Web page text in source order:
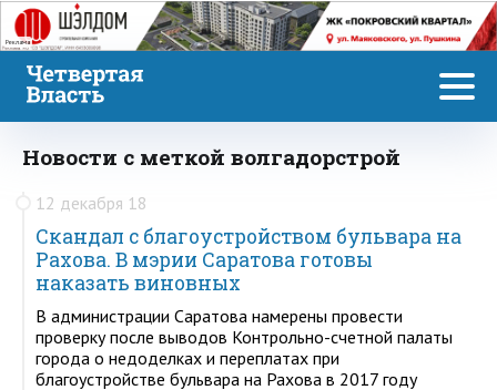
Реклама
Новости с меткой волгадорстрой
12 декабря 18
Скандал с благоустройством бульвара на
Рахова. В мэрии Саратова готовы
наказать виновных
В администрации Саратова намерены провести
проверку после выводов Контрольно-счетной палаты
города о недоделках и переплатах при
благоустройстве бульвара на Рахова в 2017 году